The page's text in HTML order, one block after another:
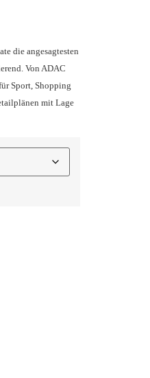
die angesagtesten
Von ADAC
Sport, Shopping
mit Lage